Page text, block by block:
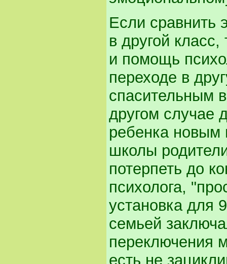
Если сравнить
в другой
и помощь
переходе в
спасительным
другом случае
ребенка новым
школы
потерпеть до
психолога,
установка для
семьей
переключения
есть не